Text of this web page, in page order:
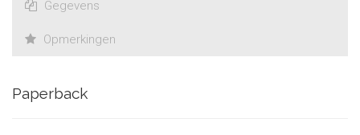
Gegevens
Opmerkingen
Paperback